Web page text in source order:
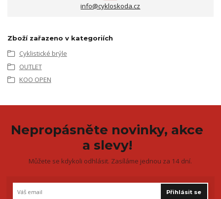
info@cykloskoda.cz
Zboží zařazeno v kategoriích
Cyklistické brýle
OUTLET
KOO OPEN
Nepropásněte novinky, akce
a slevy!
Můžete se kdykoli odhlásit. Zasíláme jednou za 14 dní.
Přihlásit se